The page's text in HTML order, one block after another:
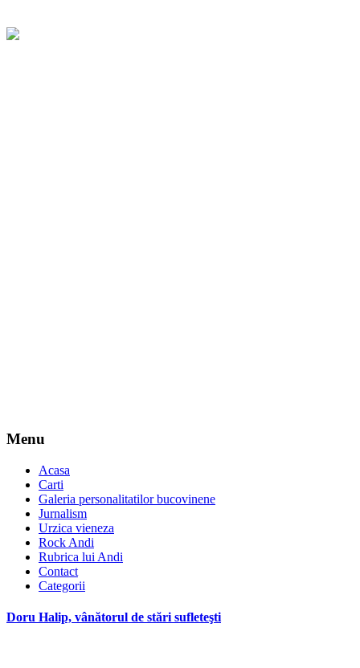
Menu
Acasa
Carti
Galeria personalitatilor bucovinene
Jurnalism
Urzica vieneza
Rock Andi
Rubrica lui Andi
Contact
Categorii
Doru Halip, vânătorul de stări sufleteşti